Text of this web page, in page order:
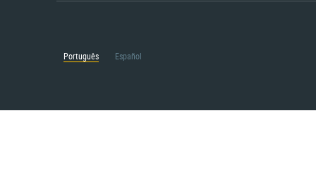
Português Español